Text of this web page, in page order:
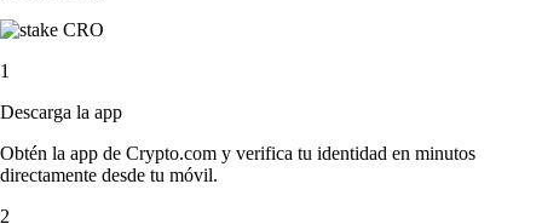
1
Descarga la app
Obtén la app de Crypto.com y verifica tu identidad en minutos
directamente desde tu móvil.
2